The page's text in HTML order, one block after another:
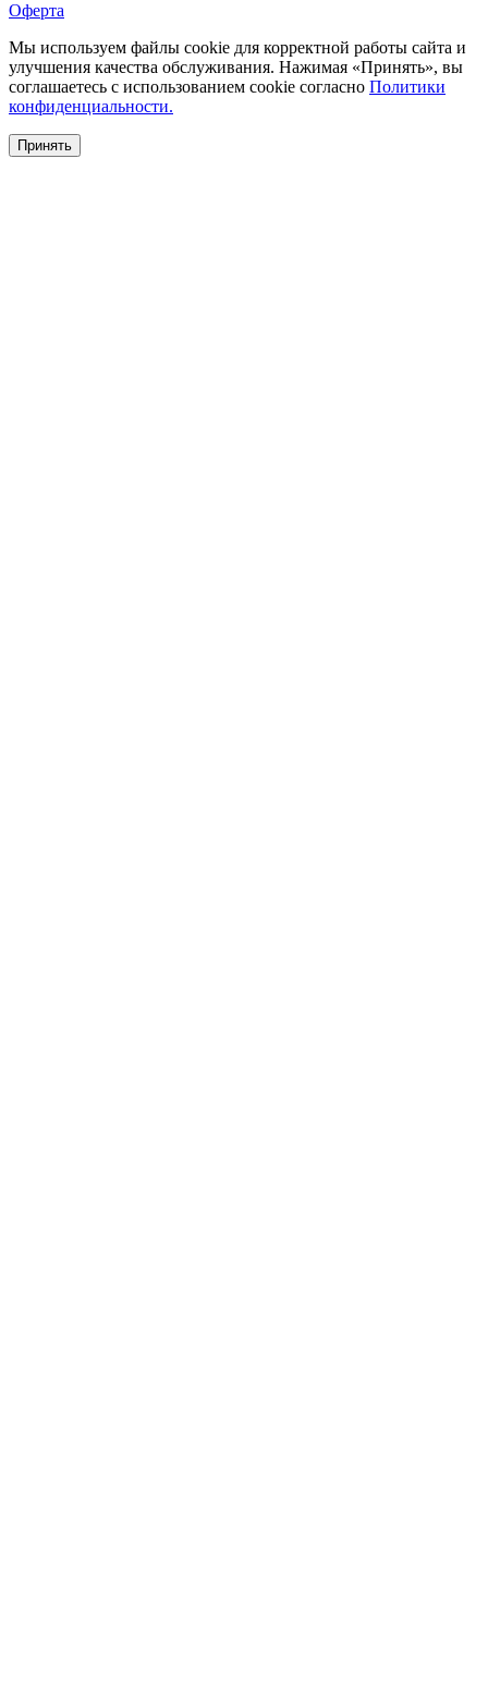
Оферта
Мы используем файлы cookie для корректной работы сайта и
улучшения качества обслуживания. Нажимая «Принять», вы
соглашаетесь с использованием cookie согласно Политики
конфиденциальности.
Принять